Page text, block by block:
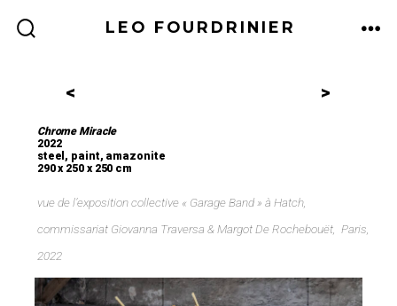
LEO FOURDRINIER
< >
Chrome Miracle
2022
steel, paint, amazonite
290 x 250 x 250 cm
vue de l’exposition collective « Garage Band » à Hatch,
commissariat Giovanna Traversa & Margot De Rochebouët, Paris,
2022